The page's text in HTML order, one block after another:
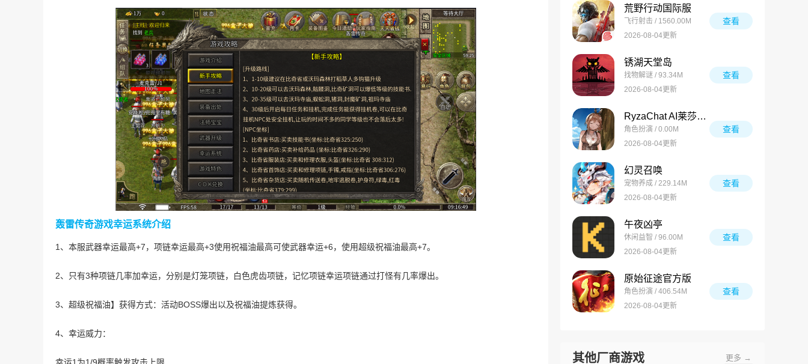
轰雷传奇游戏幸运系统介绍
1、本服武器幸运最高+7，项链幸运最高+3使用祝福油最高可使武器幸运+6，使用超级祝福油最高+7。
2、只有3种项链几率加幸运，分别是灯笼项链，白色虎齿项链，记忆项链幸运项链通过打怪有几率爆出。
3、超级祝福油】获得方式：活动BOSS爆出以及祝福油提炼获得。
4、幸运威力：
荒野行动国际服
飞行射击 / 1560.00M
2026-08-04更新
查看
锈湖天堂岛
找物解谜 / 93.34M
2026-08-04更新
查看
RyzaChat AI莱莎与你共创的专属夏日梦物语
角色扮演 / 0.00M
2026-08-04更新
查看
幻灵召唤
宠物养成 / 229.14M
2026-08-04更新
查看
午夜凶亭
休闲益智 / 96.00M
2026-08-04更新
查看
原始征途官方版
角色扮演 / 406.54M
2026-08-04更新
查看
其他厂商游戏 更多 →